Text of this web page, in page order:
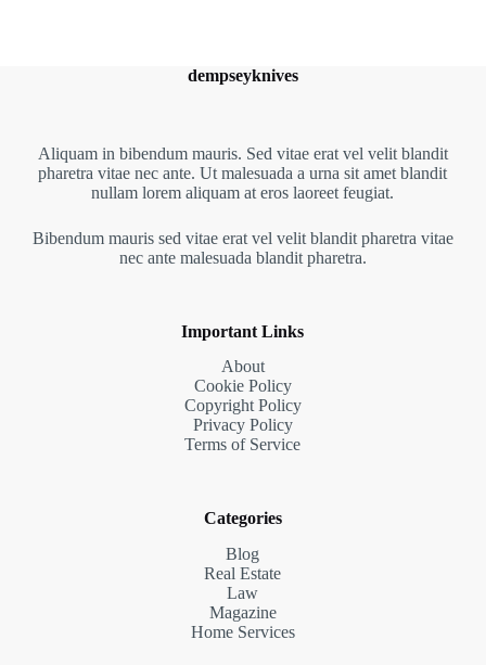
dempseyknives
Aliquam in bibendum mauris. Sed vitae erat vel velit blandit
pharetra vitae nec ante. Ut malesuada a urna sit amet blandit
nullam lorem aliquam at eros laoreet feugiat.
Bibendum mauris sed vitae erat vel velit blandit pharetra vitae
nec ante malesuada blandit pharetra.
Important Links
About
Cookie Policy
Copyright Policy
Privacy Policy
Terms of Service
Categories
Blog
Real Estate
Law
Magazine
Home Services